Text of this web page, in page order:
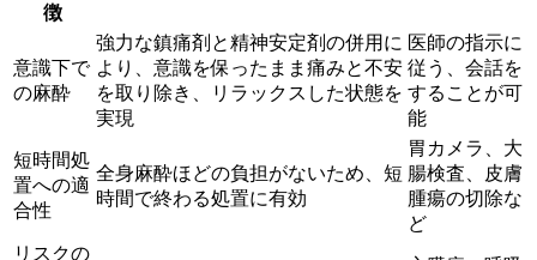
徴
意識下で
の麻酔
強力な鎮痛剤と精神安定剤の併用に
より、意識を保ったまま痛みと不安
を取り除き、リラックスした状態を
実現
医師の指示に
従う、会話を
することが可
能
短時間処
置への適
合性
全身麻酔ほどの負担がないため、短
時間で終わる処置に有効
胃カメラ、大
腸検査、皮膚
腫瘍の切除な
ど
リスクの